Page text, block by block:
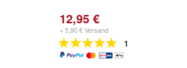
12,95 €
+ 5,90 € Versand
1